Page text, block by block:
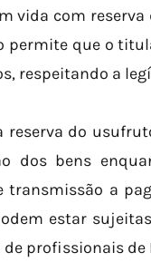
vida com
permite que o
respeitando a
reserva do
dos bens
a
estar
profissionais de